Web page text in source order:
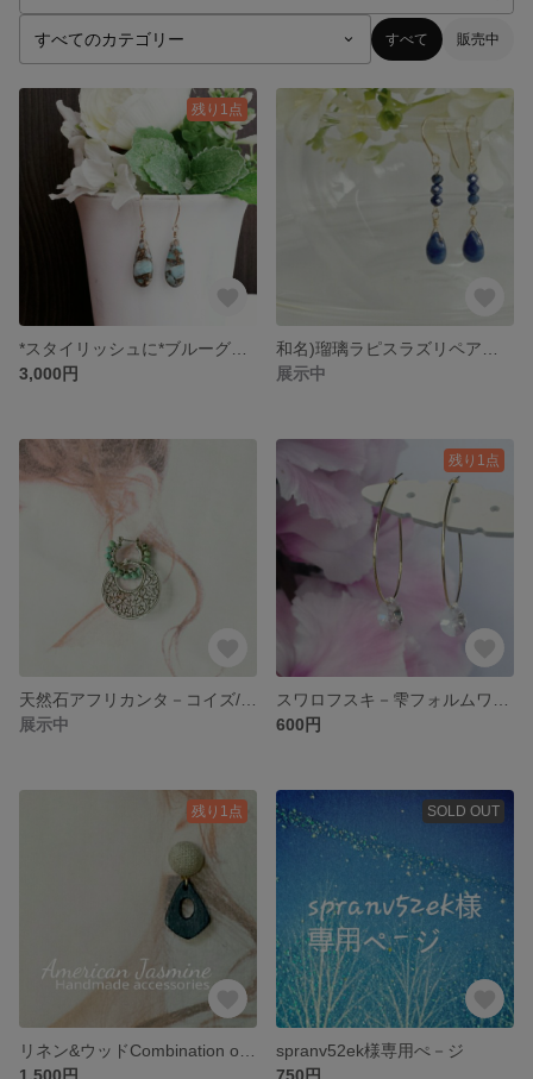
すべて 販売中
残り1点
3,000円
展示中
展示中
残り1点
600円
残り1点
1,500円
SOLD OUT
spranv52ek様専用ぺ－ジ
750円